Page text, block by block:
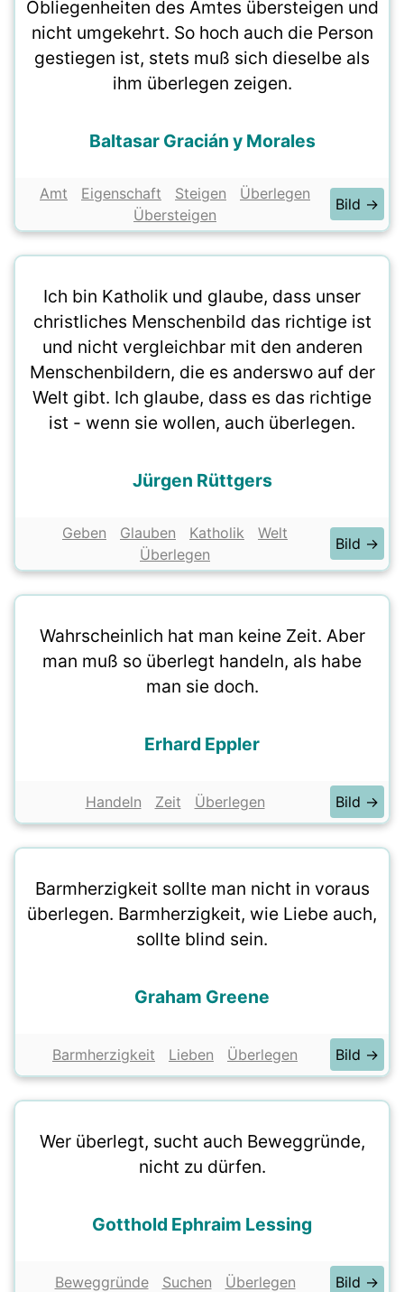
Obliegenheiten des Amtes übersteigen und
nicht umgekehrt. So hoch auch die Person
gestiegen ist, stets muß sich dieselbe als
ihm überlegen zeigen.
Baltasar Gracián y Morales
Amt Eigenschaft Steigen
Überlegen
Übersteigen
Bild →
Ich bin Katholik und glaube, dass unser
christliches Menschenbild das richtige ist
und nicht vergleichbar mit den anderen
Menschenbildern, die es anderswo auf der
Welt gibt. Ich glaube, dass es das richtige
ist - wenn sie wollen, auch überlegen.
Jürgen Rüttgers
Geben Glauben Katholik
Welt
Überlegen
Bild →
Wahrscheinlich hat man keine Zeit. Aber
man muß so überlegt handeln, als habe
man sie doch.
Erhard Eppler
Handeln Zeit Überlegen Bild →
Barmherzigkeit sollte man nicht in voraus
überlegen. Barmherzigkeit, wie Liebe auch,
sollte blind sein.
Graham Greene
Barmherzigkeit Lieben Überlegen Bild →
Wer überlegt, sucht auch Beweggründe,
nicht zu dürfen.
Gotthold Ephraim Lessing
Beweggründe Suchen Überlegen Bild →